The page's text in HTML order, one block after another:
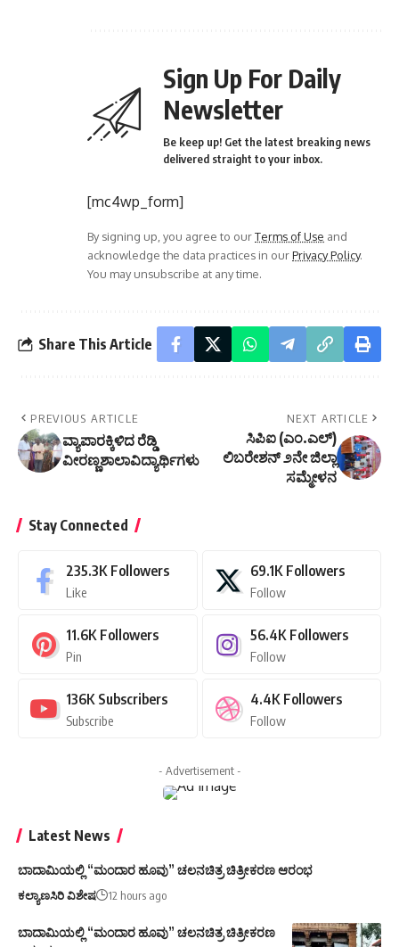
Sign Up For Daily
Newsletter
Be keep up! Get the latest breaking news
delivered straight to your inbox.
[mc4wp_form]
By signing up, you agree to ourTerms of Use and
acknowledge the data practices in ourPrivacy Policy.
You may unsubscribe at any time.
Share This Article
PREVIOUS ARTICLE
ವ್ಯಾಪಾರಕ್ಕಿಳಿದ ರೆಡ್ಡಿ
ವೀರಣ್ಣಶಾಲಾವಿದ್ಯಾರ್ಥಿಗಳು
NEXT ARTICLE
ಸಿಪಿಐ (ಎಂ.ಎಲ್)
ಲಿಬರೇಶನ್ ೨ನೇ ಜಿಲ್ಲಾ
ಸಮ್ಮೇಳನ
Stay Connected
235.3K Followers
Like
69.1K Followers
Follow
11.6K Followers
Pin
56.4K Followers
Follow
136K Subscribers
Subscribe
4.4K Followers
Follow
- Advertisement -
Latest News
ಬಾದಾಮಿಯಲ್ಲಿ “ಮಂದಾರ ಹೂವು” ಚಲನಚಿತ್ರ ಚಿತ್ರೀಕರಣ ಆರಂಭ
ಕಲ್ಯಾಣಸಿರಿ ವಿಶೇಷ 12 hours ago
ಬಾದಾಮಿಯಲ್ಲಿ “ಮಂದಾರ ಹೂವು” ಚಲನಚಿತ್ರ ಚಿತ್ರೀಕರಣ